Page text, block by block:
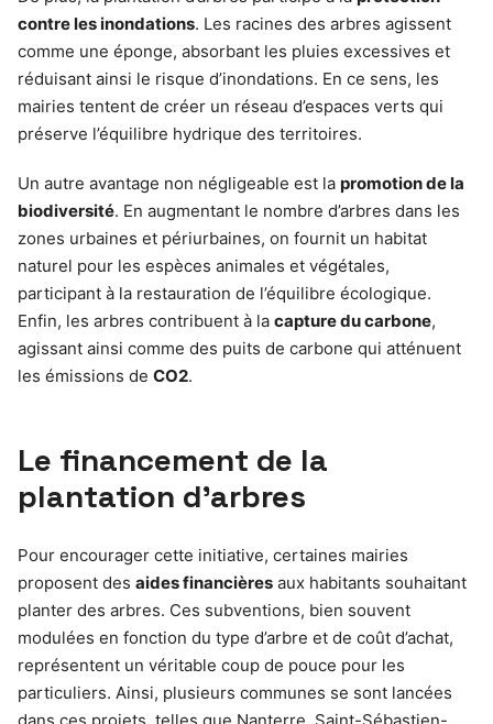
contre les inondations. Les racines des arbres agissent
comme une éponge, absorbant les pluies excessives et
réduisant ainsi le risque d’inondations. En ce sens, les
mairies tentent de créer un réseau d’espaces verts qui
préserve l’équilibre hydrique des territoires.
Un autre avantage non négligeable est la promotion de la
biodiversité. En augmentant le nombre d’arbres dans les
zones urbaines et périurbaines, on fournit un habitat
naturel pour les espèces animales et végétales,
participant à la restauration de l’équilibre écologique.
Enfin, les arbres contribuent à la capture du carbone,
agissant ainsi comme des puits de carbone qui atténuent
les émissions de CO2.
Le financement de la
plantation d’arbres
Pour encourager cette initiative, certaines mairies
proposent des aides financières aux habitants souhaitant
planter des arbres. Ces subventions, bien souvent
modulées en fonction du type d’arbre et de coût d’achat,
représentent un véritable coup de pouce pour les
particuliers. Ainsi, plusieurs communes se sont lancées
dans ces projets, telles que Nanterre, Saint-Sébastien-